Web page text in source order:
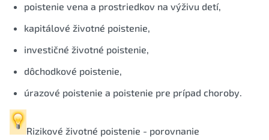
poistenie vena a prostriedkov na výživu detí,
kapitálové životné poistenie,
investičné životné poistenie,
dôchodkové poistenie,
úrazové poistenie a poistenie pre prípad choroby.
Rizikové životné poistenie - porovnanie